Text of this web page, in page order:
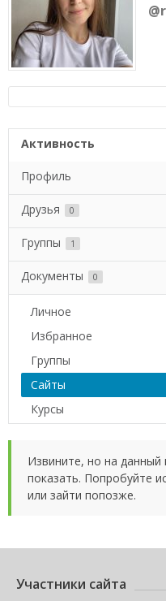
Активность
Профиль
Друзья 0
Группы 1
Документы 0
Личное
Избранное
Группы
Сайты
Курсы
Извините, но на
показать. Попробуйте
или зайти попозже.
Участники сайта